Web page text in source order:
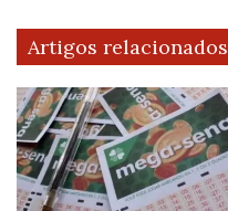
Artigos relacionados